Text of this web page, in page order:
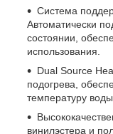
Система
Автоматически
состоянии,
использования.
Dual Source
подогрева,
температуру
винилэстера и